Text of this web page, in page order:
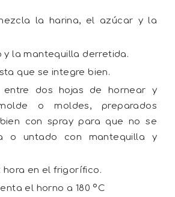
la harina, el azúcar y la
y la mantequilla derretida.
que se integre bien.
entre dos hojas de hornear y
o moldes, preparados
con spray para que no se
o untado con mantequilla y
hora en el frigorífico.
el horno a 180 ºC